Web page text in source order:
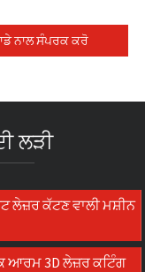
ਨਾਲ ਸੰਪਰਕ ਕਰੋ
ਲੜੀ
ਲੇਜ਼ਰ ਕੱਟਣ ਵਾਲੀ ਮਸ਼ੀਨ
ਆਰਮ 3D ਲੇਜ਼ਰ ਕਟਿੰਗ